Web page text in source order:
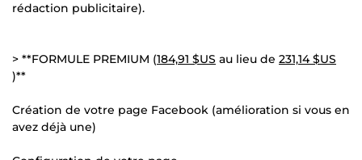
rédaction publicitaire).
> **FORMULE PREMIUM (184,91 $US au lieu de 231,14 $US
)**
Création de votre page Facebook (amélioration si vous en
avez déjà une)